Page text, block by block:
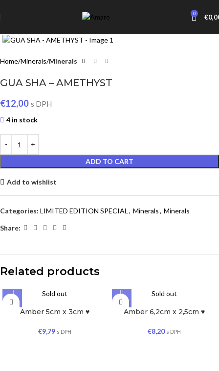
0 €
Home Minerals Minerals
GUA SHA – AMETHYST
€12,00 s DPH
4 in stock
ADD TO CART
Add to wishlist
Categories: LIMITED EDITION SPECIAL, Minerals, Minerals
Share:
Related products
Sold out
Amber 5cm x 3cm ♥
€9,79 s DPH
Sold out
Amber 6,2cm x 2,5cm ♥
€8,20 s DPH